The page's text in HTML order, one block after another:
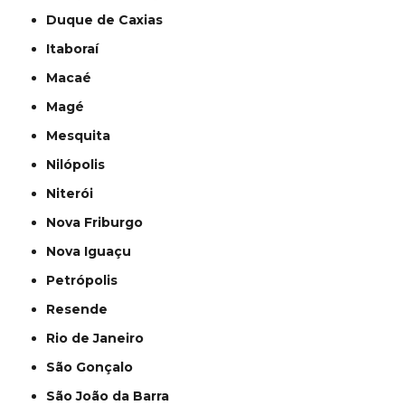
Duque de Caxias
Itaboraí
Macaé
Magé
Mesquita
Nilópolis
Niterói
Nova Friburgo
Nova Iguaçu
Petrópolis
Resende
Rio de Janeiro
São Gonçalo
São João da Barra